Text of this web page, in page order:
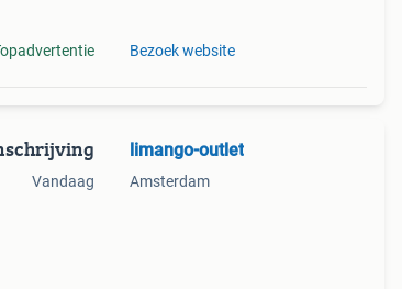
Bezoek website
Vandaag
limango-outlet
Amsterdam